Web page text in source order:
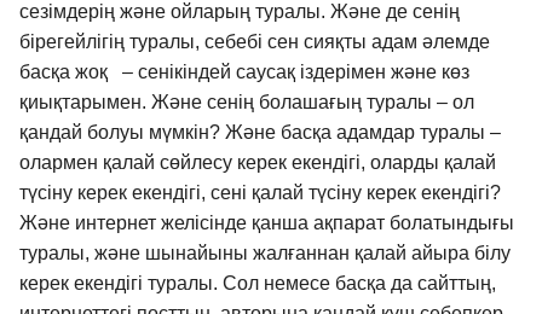
сезімдерің және ойларың туралы. Және де сенің
бірегейлігің туралы, себебі сен сияқты адам әлемде
басқа жоқ – сенікіндей саусақ іздерімен және көз
қиықтарымен. Және сенің болашағың туралы – ол
қандай болуы мүмкін? Және басқа адамдар туралы –
олармен қалай сөйлесу керек екендігі, оларды қалай
түсіну керек екендігі, сені қалай түсіну керек екендігі?
Және интернет желісінде қанша ақпарат болатындығы
туралы, және шынайыны жалғаннан қалай айыра білу
керек екендігі туралы. Сол немесе басқа да сайттың,